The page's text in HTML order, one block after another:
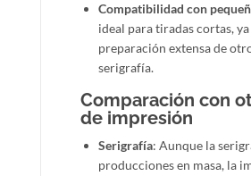
Compatibilidad con
ideal para tiradas cortas,
preparación extensa de
serigrafía.
Comparación con
de impresión
Serigrafía: Aunque la
producciones en masa, la